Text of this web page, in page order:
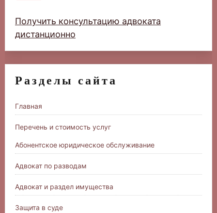
Получить консультацию адвоката
дистанционно
Разделы сайта
Главная
Перечень и стоимость услуг
Абонентское юридическое обслуживание
Адвокат по разводам
Адвокат и раздел имущества
Защита в суде